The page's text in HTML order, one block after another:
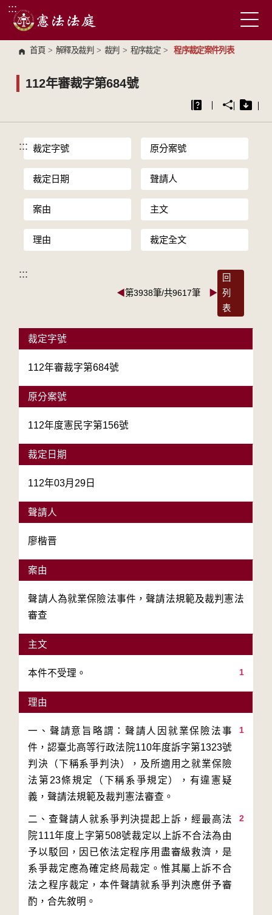
跳到主要內容區塊
:::
首頁 > 解釋及裁判 > 裁判 > 程序裁定 > 程序裁定案件列表
112年審裁字第684號
::: 裁定字號 原分案號
裁定日期 聲請人
案由 主文
理由 裁定全文
:::
◀第3938筆/共9617筆 ▶
回
列
表
裁定字號
112年審裁字第684號
原分案號
112年度憲民字第156號
裁定日期
112年03月29日
聲請人
廖楷晋
案由
聲請人為就業保險法事件，聲請法規範及裁判憲法
審查
主文
1
本件不受理。
理由
1
一、聲請意旨略謂：聲請人因就業保險法事
件，認臺北高等行政法院110年度訴字第1323號
判決（下稱系爭判決），及所適用之就業保險
法第23條規定（下稱系爭規定），有違憲疑
2
二、查聲請人就系爭判決提起上訴，經最高法
院111年度上字第508號裁定以上訴不合法為由
予以駁回，因已依法定程序用盡審級救濟，是
系爭裁定應為確定終局裁定。惟其屬上訴不合
法之程序裁定，本件聲請就系爭判決應併予審